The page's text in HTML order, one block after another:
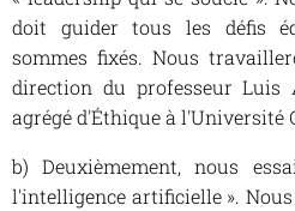
doit guider tous les défis
sommes fixés. Nous
direction du professeur Luis
agrégé d'Éthique à l'Université
b) Deuxièmement, nous
l'intelligence artificielle ».